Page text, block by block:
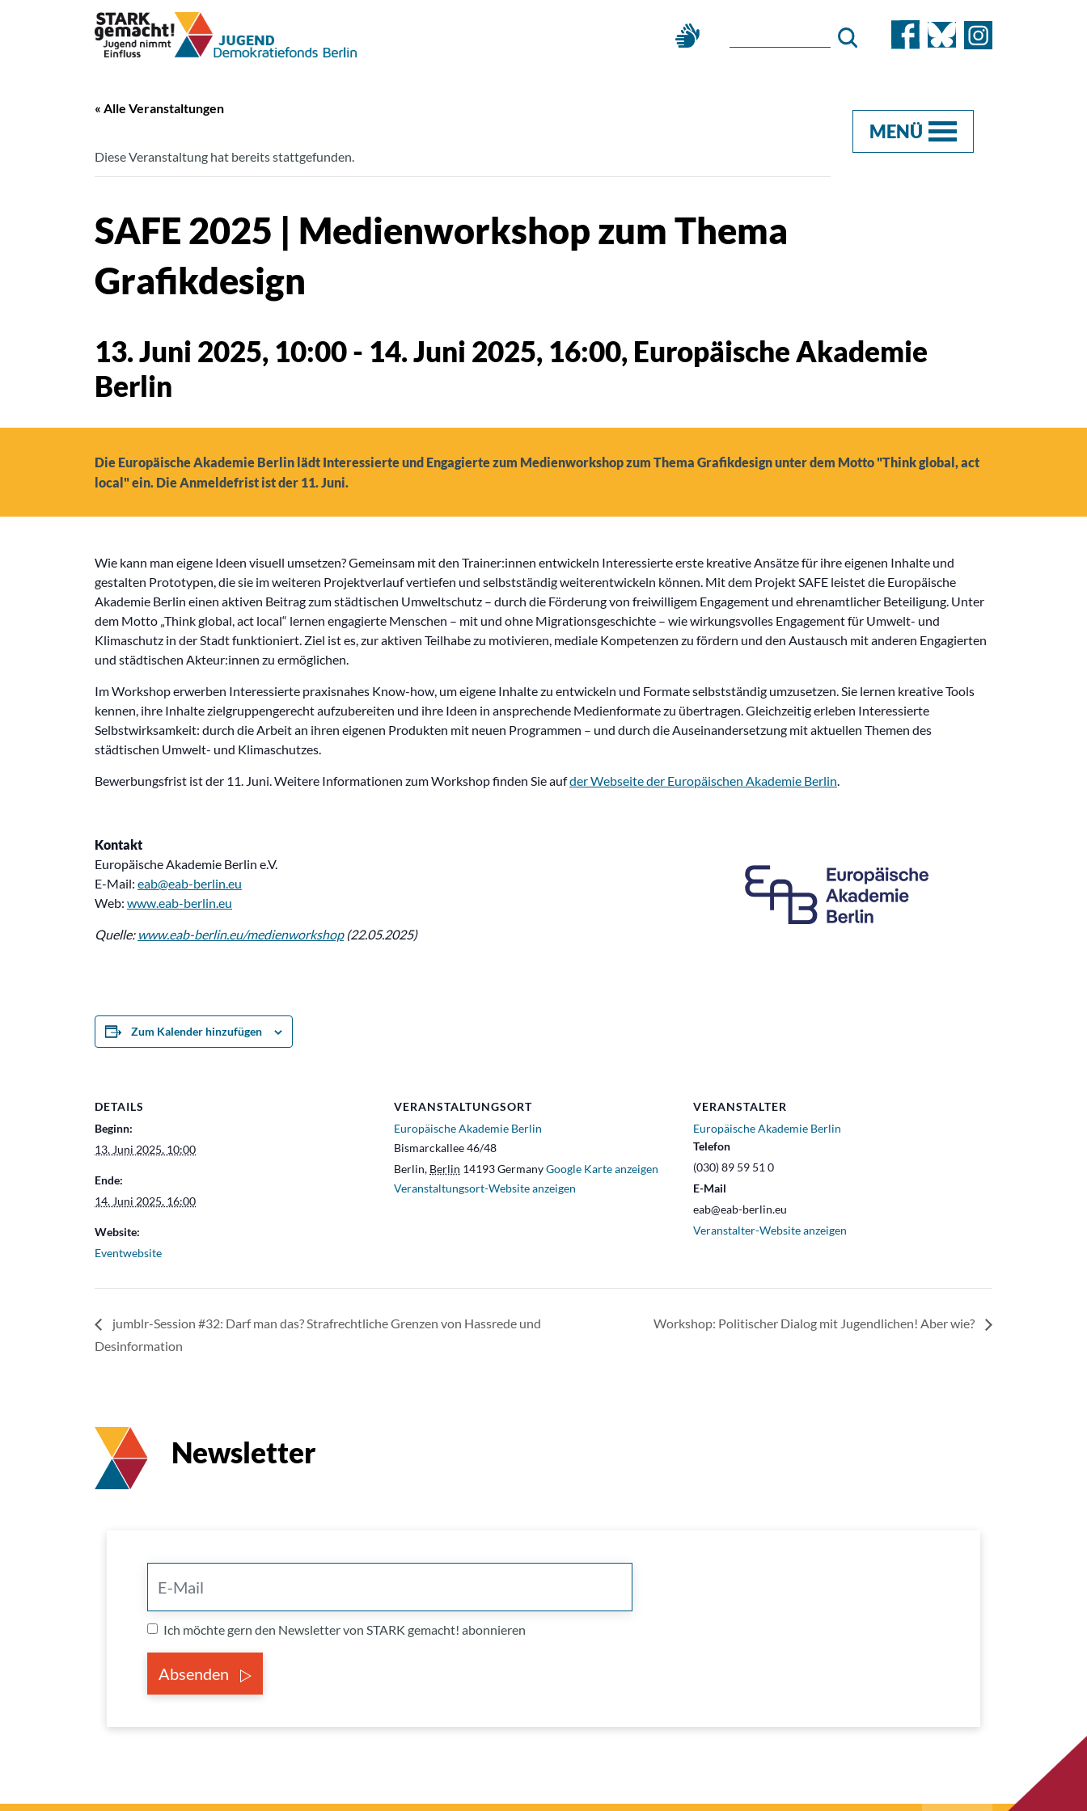
MENÜ
« Alle Veranstaltungen
Diese Veranstaltung hat bereits stattgefunden.
SAFE 2025 | Medienworkshop zum Thema
Grafikdesign
13. Juni 2025, 10:00- 14. Juni 2025, 16:00, Europäische Akademie
Berlin
Die Europäische Akademie Berlin lädt Interessierte und Engagierte zum Medienworkshop zum Thema Grafikdesign unter dem Motto "Think global, act
local" ein. Die Anmeldefrist ist der 11. Juni.
Wie kann man eigene Ideen visuell umsetzen? Gemeinsam mit den Trainer:innen entwickeln Interessierte erste kreative Ansätze für ihre eigenen Inhalte und
gestalten Prototypen, die sie im weiteren Projektverlauf vertiefen und selbstständig weiterentwickeln können. Mit dem Projekt SAFE leistet die Europäische
Akademie Berlin einen aktiven Beitrag zum städtischen Umweltschutz – durch die Förderung von freiwilligem Engagement und ehrenamtlicher Beteiligung. Unter
dem Motto „Think global, act local“ lernen engagierte Menschen – mit und ohne Migrationsgeschichte – wie wirkungsvolles Engagement für Umwelt- und
Klimaschutz in der Stadt funktioniert. Ziel ist es, zur aktiven Teilhabe zu motivieren, mediale Kompetenzen zu fördern und den Austausch mit anderen Engagierten
und städtischen Akteur:innen zu ermöglichen.
Im Workshop erwerben Interessierte praxisnahes Know-how, um eigene Inhalte zu entwickeln und Formate selbstständig umzusetzen. Sie lernen kreative Tools
kennen, ihre Inhalte zielgruppengerecht aufzubereiten und ihre Ideen in ansprechende Medienformate zu übertragen. Gleichzeitig erleben Interessierte
Selbstwirksamkeit: durch die Arbeit an ihren eigenen Produkten mit neuen Programmen – und durch die Auseinandersetzung mit aktuellen Themen des
städtischen Umwelt- und Klimaschutzes.
Bewerbungsfrist ist der 11. Juni. Weitere Informationen zum Workshop finden Sie aufder Webseite der Europäischen Akademie Berlin.
Kontakt
Europäische Akademie Berlin e.V.
E-Mail: eab@eab-berlin.eu
Web: www.eab-berlin.eu
Quelle: www.eab-berlin.eu/medienworkshop(22.05.2025)
Zum Kalender hinzufügen
DETAILS
Beginn:
13. Juni 2025, 10:00
Ende:
14. Juni 2025, 16:00
Website:
Eventwebsite
VERANSTALTUNGSORT
Europäische Akademie Berlin
Bismarckallee 46/48
Berlin, Berlin 14193GermanyGoogle Karte anzeigen
Veranstaltungsort-Website anzeigen
VERANSTALTER
Europäische Akademie Berlin
Telefon
(030) 89 59 51 0
E-Mail
eab@eab-berlin.eu
Veranstalter-Website anzeigen
jumblr-Session #32: Darf man das? Strafrechtliche Grenzen von Hassrede und
Desinformation
Workshop: Politischer Dialog mit Jugendlichen! Aber wie?
Newsletter
Ich möchte gern den Newsletter von STARK gemacht! abonnieren
Absenden